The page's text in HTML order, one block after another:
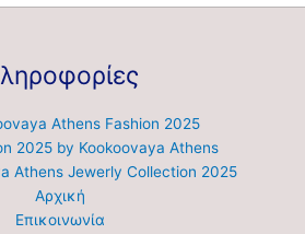
Athens Fashion 2025
2025 by Kookoovaya Athens
Athens Jewerly Collection 2025
Αρχική
Επικοινωνία